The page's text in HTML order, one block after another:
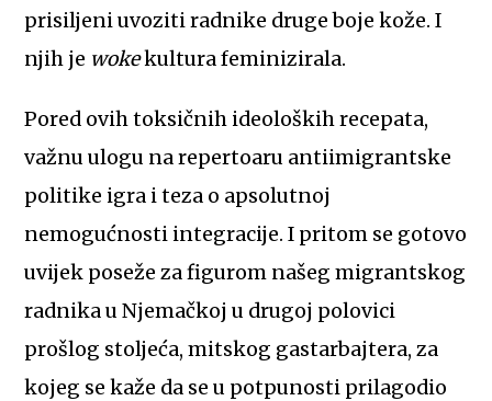
prisiljeni uvoziti radnike druge boje kože. I
njih je wokekultura feminizirala.
Pored ovih toksičnih ideoloških recepata,
važnu ulogu na repertoaru antiimigrantske
politike igra i teza o apsolutnoj
nemogućnosti integracije. I pritom se gotovo
uvijek poseže za figurom našeg migrantskog
radnika u Njemačkoj u drugoj polovici
prošlog stoljeća, mitskog gastarbajtera, za
kojeg se kaže da se u potpunosti prilagodio